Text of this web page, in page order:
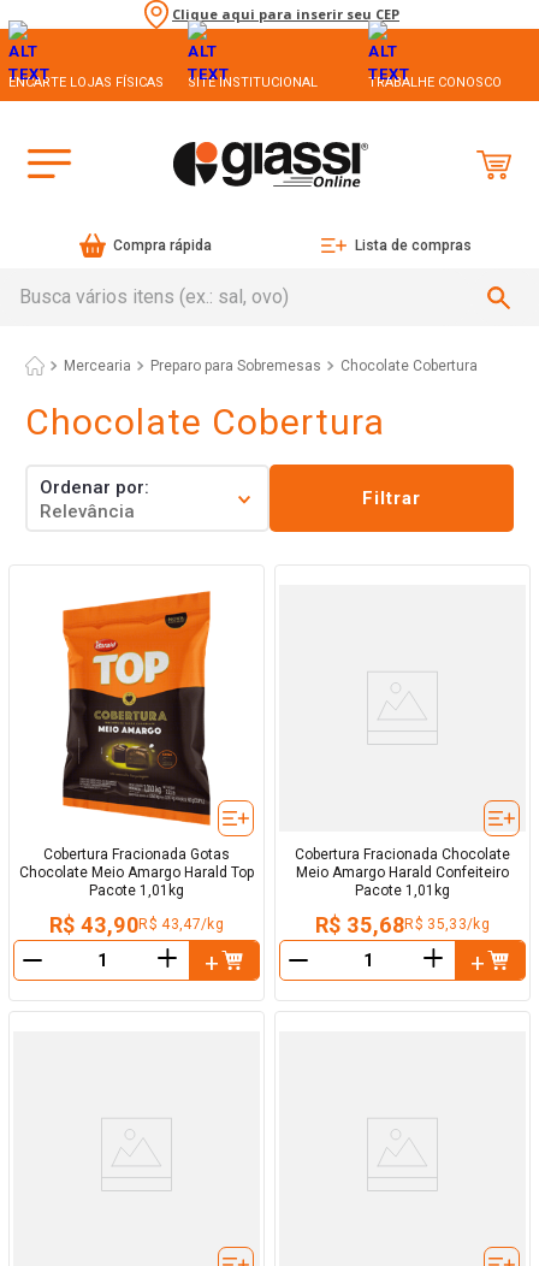
Clique aqui para inserir seu CEP
ENCARTE LOJAS FÍSICAS SITE INSTITUCIONAL TRABALHE CONOSCO
Compra rápida Lista de compras
Mercearia Preparo para Sobremesas Chocolate Cobertura
Chocolate Cobertura
Ordenar por
Relevância
Filtrar
Cobertura Fracionada Gotas
Chocolate Meio Amargo Harald Top
Pacote 1,01kg
R$ 43,90R$ 43,47/kg
＋
Cobertura Fracionada Chocolate
Meio Amargo Harald Confeiteiro
Pacote 1,01kg
R$ 35,68R$ 35,33/kg
＋